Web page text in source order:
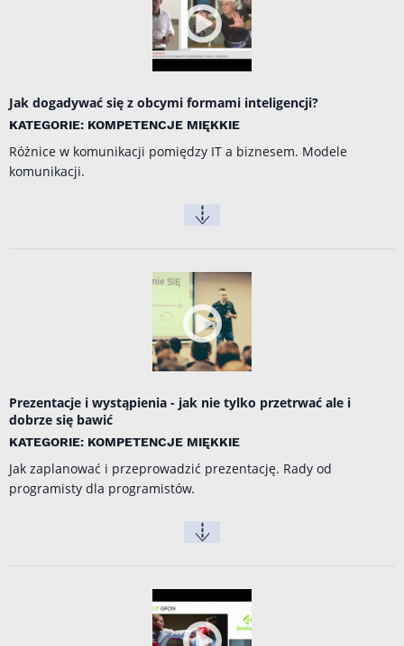
Jak dogadywać się z obcymi formami inteligencji?
KATEGORIE: KOMPETENCJE MIĘKKIE
Różnice w komunikacji pomiędzy IT a biznesem. Modele
komunikacji.
Prezentacje i wystąpienia - jak nie tylko przetrwać ale i
dobrze się bawić
KATEGORIE: KOMPETENCJE MIĘKKIE
Jak zaplanować i przeprowadzić prezentację. Rady od
programisty dla programistów.